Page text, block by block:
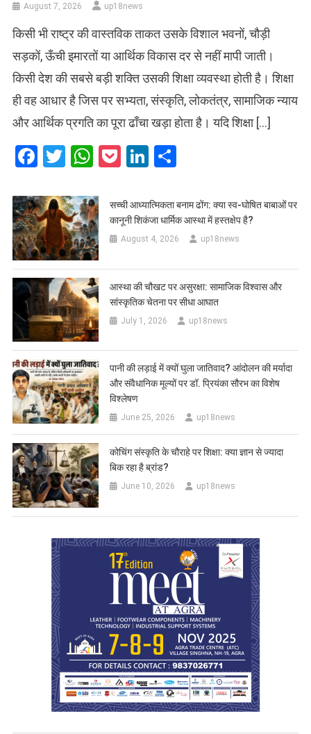
August 7, 2026 up18news
किसी भी राष्ट्र की वास्तविक ताकत उसके विशाल भवनों, चौड़ी
सड़कों, ऊँची इमारतों या आर्थिक विकास दर से नहीं मापी जाती।
किसी देश की सबसे बड़ी शक्ति उसकी शिक्षा व्यवस्था होती है। शिक्षा
ही वह आधार है जिस पर सभ्यता, संस्कृति, लोकतंत्र, सामाजिक न्याय
और आर्थिक प्रगति का पूरा ढाँचा खड़ा होता है। यदि शिक्षा […]
Facebook
Twitter
WhatsApp
PocketLinkedIn
सच्ची आध्यात्मिकता बनाम ढोंग: क्या स्व-घोषित बाबाओं पर
कानूनी शिकंजा धार्मिक आस्था में हस्तक्षेप है?
August 4, 2026 up18news
आस्था की चौखट पर असुरक्षा: सामाजिक विश्वास और
सांस्कृतिक चेतना पर सीधा आघात
July 1, 2026 up18news
पानी की लड़ाई में क्यों घुला जातिवाद? आंदोलन की मर्यादा
और संवैधानिक मूल्यों पर डॉ. प्रियंका सौरभ का विशेष
विश्लेषण
June 25, 2026 up18news
कोचिंग संस्कृति के चौराहे पर शिक्षा: क्या ज्ञान से ज्यादा
बिक रहा है ब्रांड?
June 10, 2026 up18news